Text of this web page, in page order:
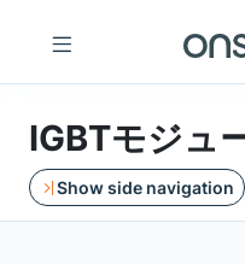
IGBTモジュ
Show side navigation